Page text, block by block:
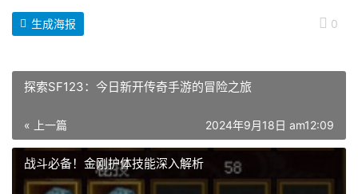
0
生成海报
探索SF123：今日新开传奇手游的冒险之旅
« 上一篇 2024年9月18日 am12:09
战斗必备！金刚护体技能深入解析